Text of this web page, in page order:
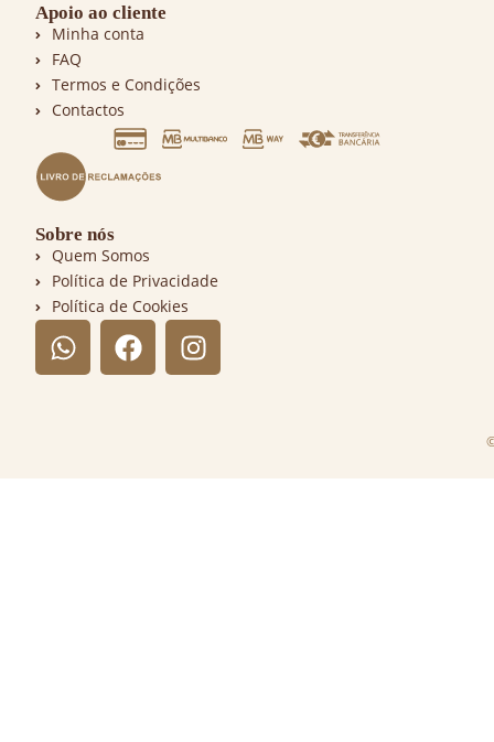
Apoio ao cliente
Minha conta
FAQ
Termos e Condições
Contactos
Sobre nós
Quem Somos
Política de Privacidade
Política de Cookies